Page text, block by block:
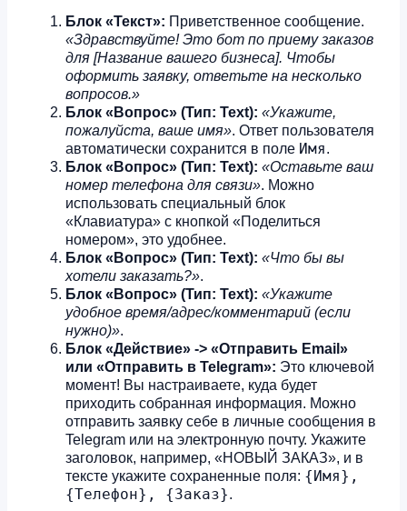
Блок «Текст»: Приветственное сообщение.
«Здравствуйте! Это бот по приему заказов
для [Название вашего бизнеса]. Чтобы
оформить заявку, ответьте на несколько
вопросов.»
Блок «Вопрос» (Тип: Text): «Укажите,
пожалуйста, ваше имя». Ответ пользователя
автоматически сохранится в поле Имя.
Блок «Вопрос» (Тип: Text): «Оставьте ваш
номер телефона для связи». Можно
использовать специальный блок
«Клавиатура» с кнопкой «Поделиться
номером», это удобнее.
Блок «Вопрос» (Тип: Text): «Что бы вы
хотели заказать?».
Блок «Вопрос» (Тип: Text): «Укажите
удобное время/адрес/комментарий (если
нужно)».
Блок «Действие» -> «Отправить Email»
или «Отправить в Telegram»: Это ключевой
момент! Вы настраиваете, куда будет
приходить собранная информация. Можно
отправить заявку себе в личные сообщения в
Telegram или на электронную почту. Укажите
заголовок, например, «НОВЫЙ ЗАКАЗ», и в
тексте укажите сохраненные поля: {Имя},
{Телефон}, {Заказ}.